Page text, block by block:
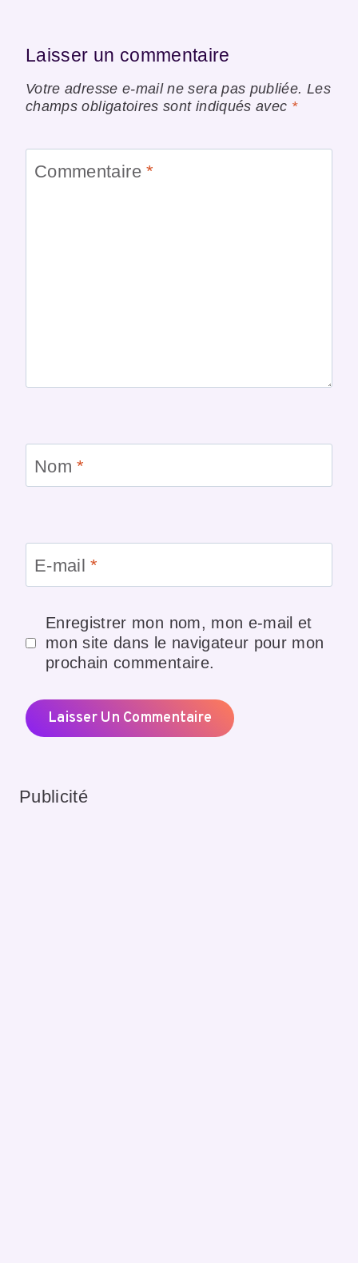
Laisser un commentaire
Votre adresse e-mail ne sera pas publiée. Les
champs obligatoires sont indiqués avec *
Commentaire*
Nom*
E-mail*
Enregistrer mon nom, mon e-mail et
mon site dans le navigateur pour mon
prochain commentaire.
Publicité